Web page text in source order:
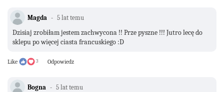
Magda 5 lat temu
Dzisiaj zrobiłam jestem zachwycona !! Prze pyszne !!! Jutro lecę do
sklepu po więcej ciasta francuskiego :D
Like 3 Odpowiedz
Bogna 5 lat temu